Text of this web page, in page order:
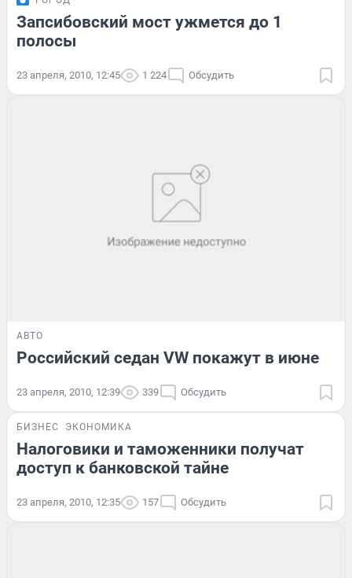
Запсибовский мост ужмется до 1
полосы
23 апреля, 2010, 12:45 1 224 Обсудить
АВТО
Российский седан VW покажут в июне
23 апреля, 2010, 12:39 339 Обсудить
БИЗНЕС ЭКОНОМИКА
Налоговики и таможенники получат
доступ к банковской тайне
23 апреля, 2010, 12:35 157 Обсудить